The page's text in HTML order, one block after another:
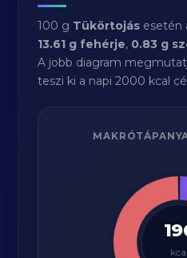
100 g Tükörtojás esetén
13.61 g fehérje, 0.83 g
A jobb diagram
teszi ki a napi 2000 kcal
kcal